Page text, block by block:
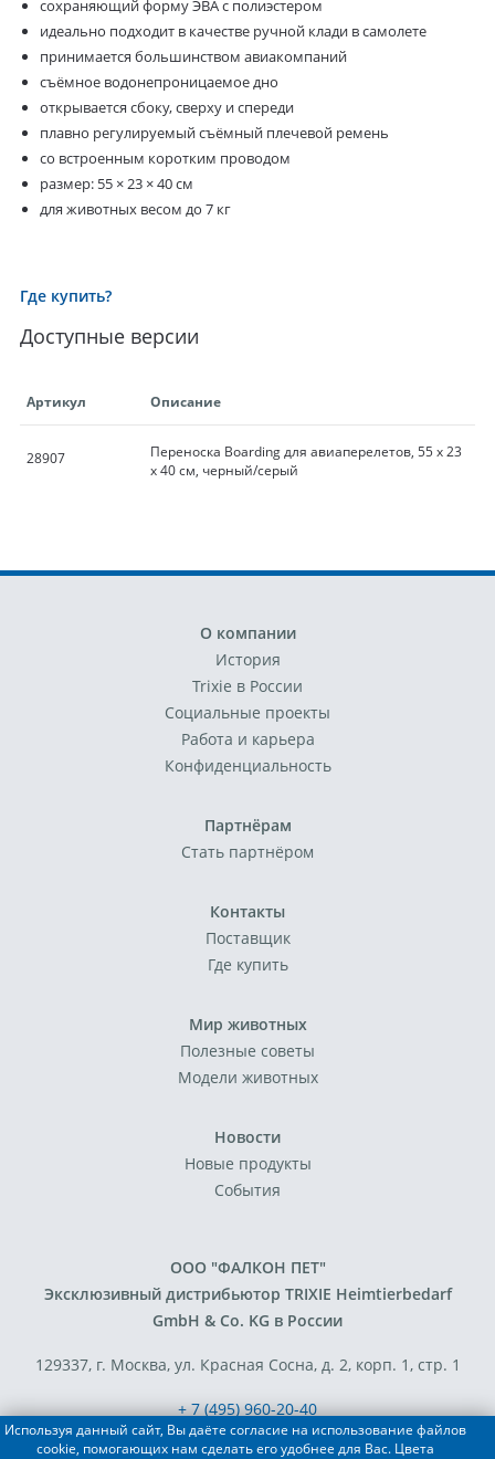
сохраняющий форму ЭВА с полиэстером
идеально подходит в качестве ручной клади в самолете
принимается большинством авиакомпаний
съёмное водонепроницаемое дно
открывается сбоку, сверху и спереди
плавно регулируемый съёмный плечевой ремень
со встроенным коротким проводом
размер: 55 × 23 × 40 см
для животных весом до 7 кг
Где купить?
Доступные версии
Артикул Описание
28907
Переноска Boarding для авиаперелетов, 55 х 23
х 40 см, черный/серый
О компании
История
Trixie в России
Социальные проекты
Работа и карьера
Конфиденциальность
Партнёрам
Стать партнёром
Контакты
Поставщик
Где купить
Мир животных
Полезные советы
Модели животных
Новости
Новые продукты
События
ООО "ФАЛКОН ПЕТ"
Эксклюзивный дистрибьютор TRIXIE Heimtierbedarf
GmbH & Co. KG в России
129337, г. Москва, ул. Красная Сосна, д. 2, корп. 1, стр. 1
+ 7 (495) 960-20-40
+ 7 (495) 122-25-18
Используя данный сайт, Вы даёте согласие на использование файлов
cookie, помогающих нам сделать его удобнее для Вас. Цвета